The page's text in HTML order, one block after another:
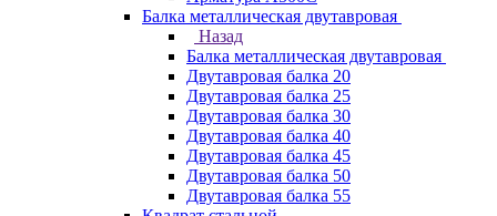
Балка металлическая двутавровая
Назад
Балка металлическая двутавровая
Двутавровая балка 20
Двутавровая балка 25
Двутавровая балка 30
Двутавровая балка 40
Двутавровая балка 45
Двутавровая балка 50
Двутавровая балка 55